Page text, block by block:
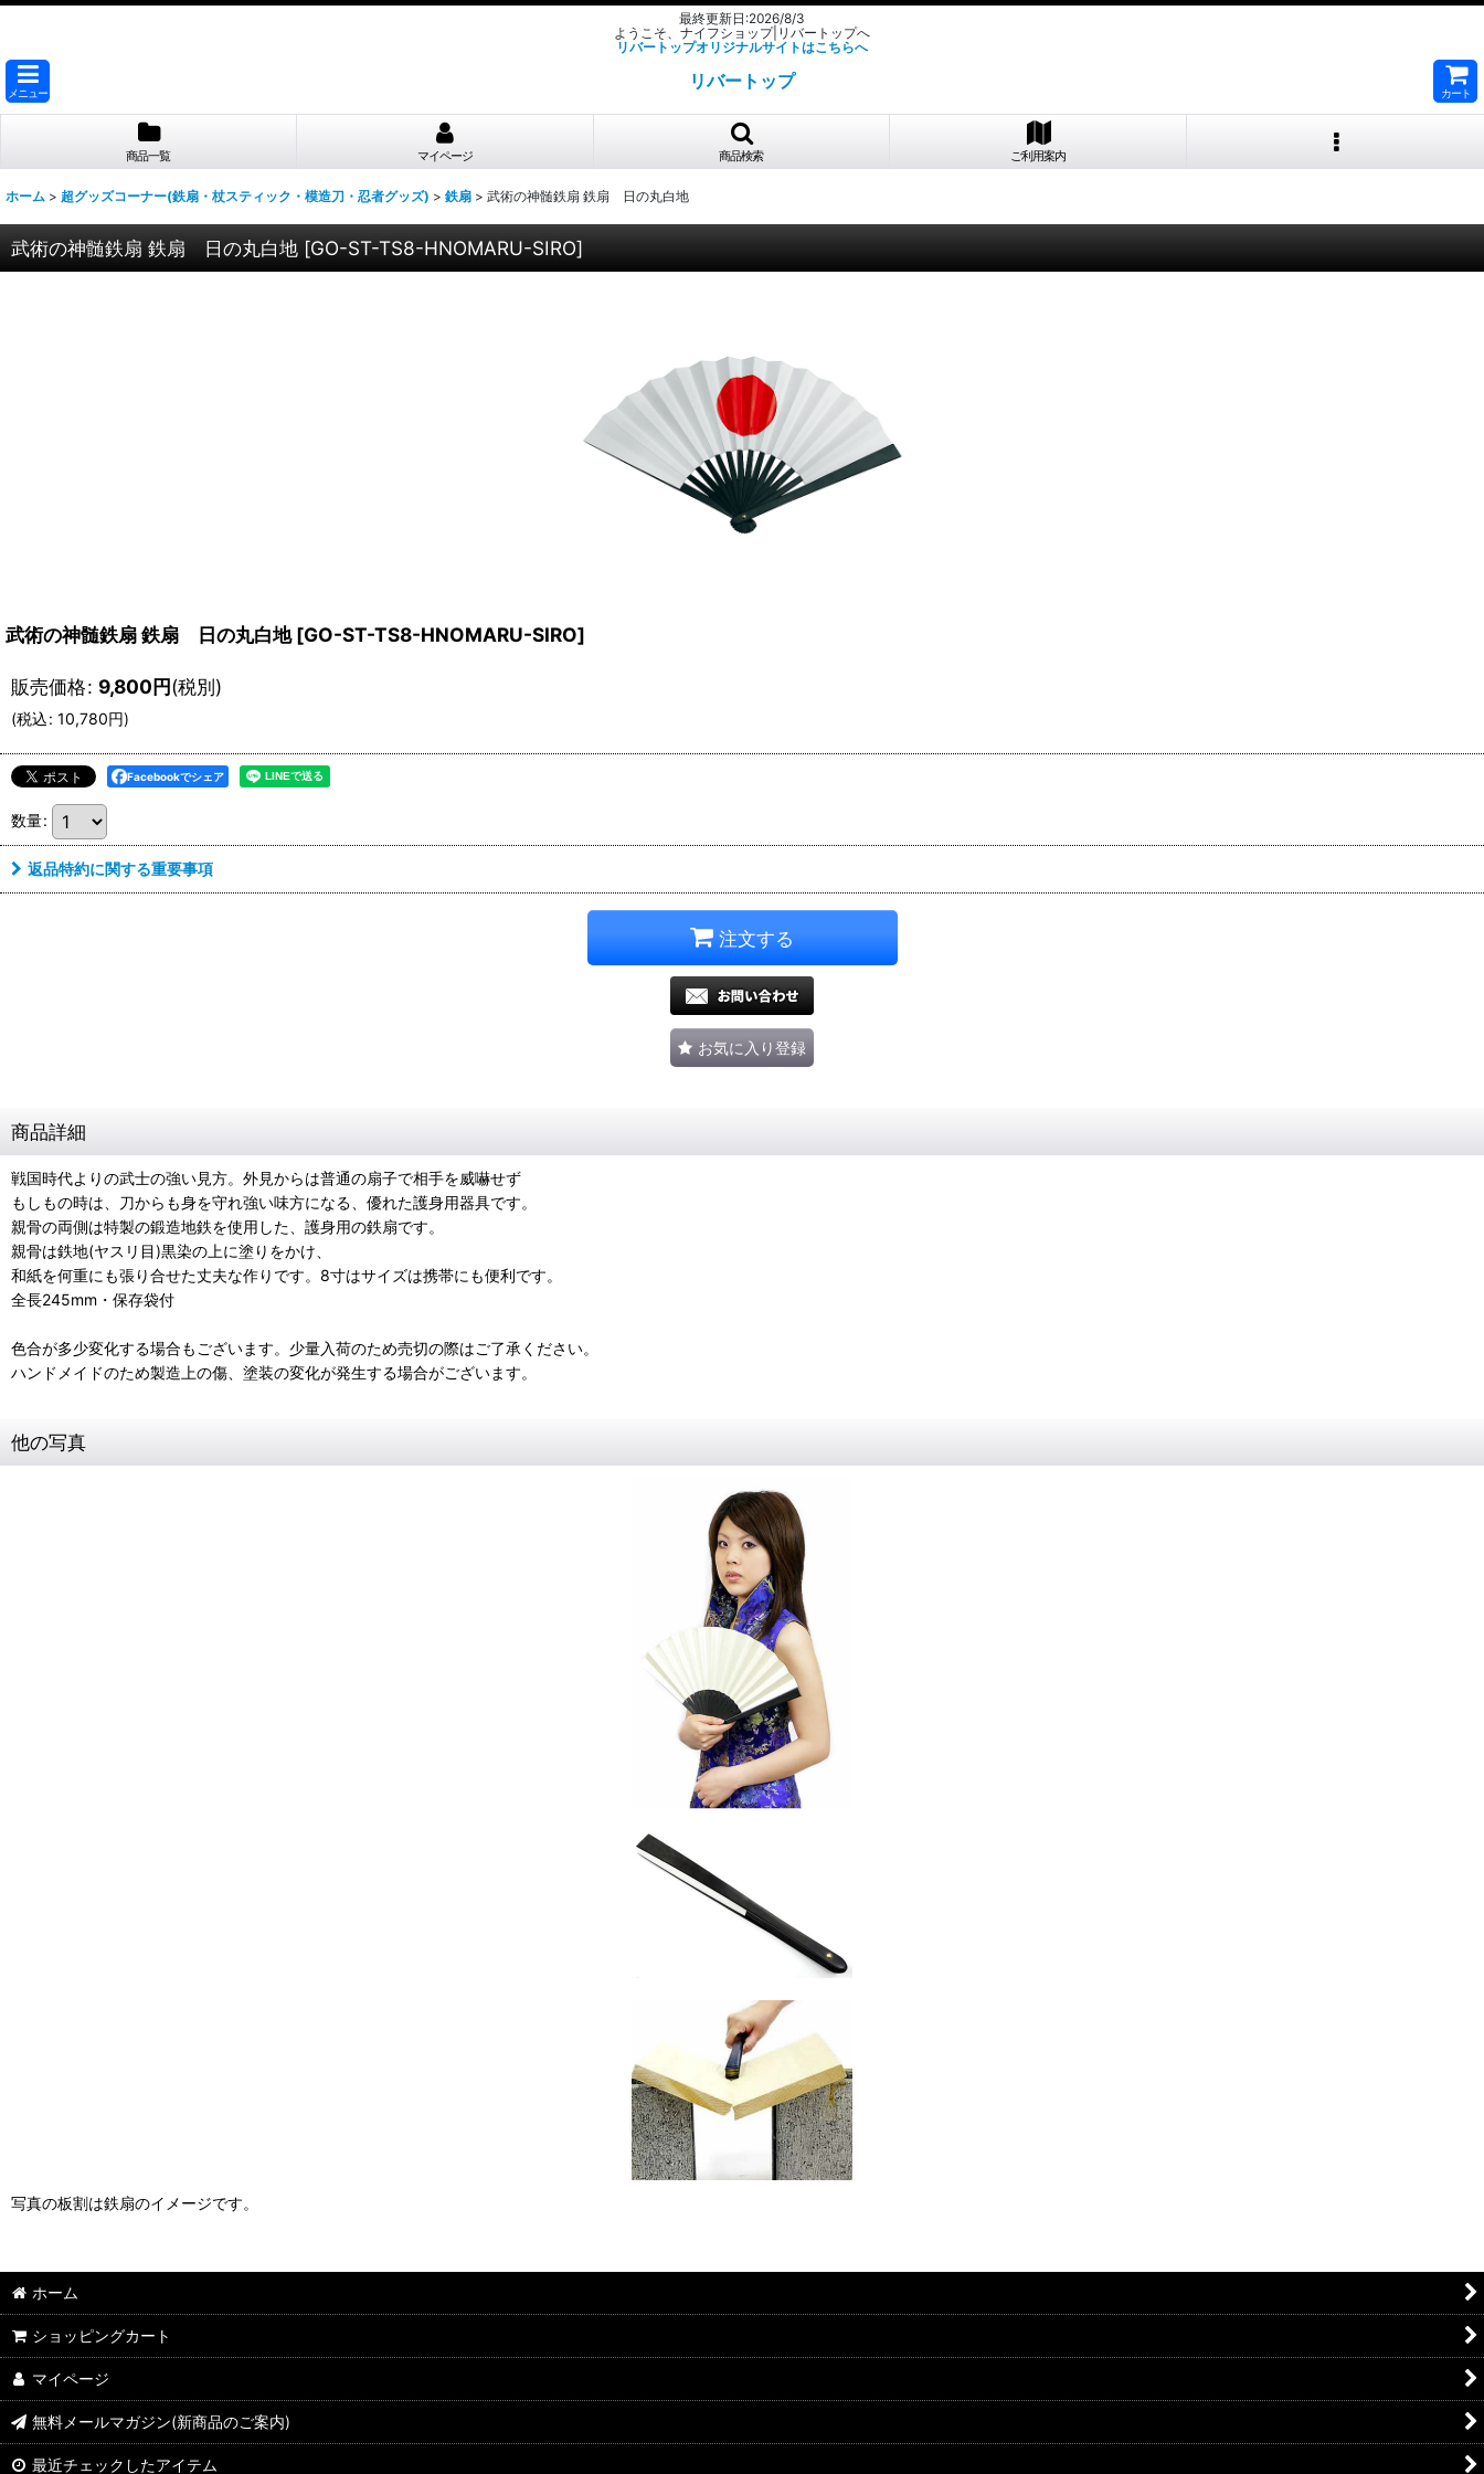
最終更新日:2026/8/3
ようこそ、ナイフショップ|リバートップへ
リバートップオリジナルサイトはこちらへ
メニュー
リバートップ
カート
商品一覧 マイページ 商品検索 ご利用案内
ホーム > 超グッズコーナー(鉄扇・杖スティック・模造刀・忍者グッズ) > 鉄扇 > 武術の神髄鉄扇 鉄扇 日の丸白地
武術の神髄鉄扇 鉄扇 日の丸白地 [GO-ST-TS8-HNOMARU-SIRO]
武術の神髄鉄扇 鉄扇 日の丸白地 [GO-ST-TS8-HNOMARU-SIRO]
販売価格: 9,800円(税別)
(税込: 10,780円)
Facebookでシェア
数量:
返品特約に関する重要事項
注文する
お気に入り登録
商品詳細
戦国時代よりの武士の強い見方。外見からは普通の扇子で相手を威嚇せず
もしもの時は、刀からも身を守れ強い味方になる、優れた護身用器具です。
親骨の両側は特製の鍛造地鉄を使用した、護身用の鉄扇です。
親骨は鉄地(ヤスリ目)黒染の上に塗りをかけ、
和紙を何重にも張り合せた丈夫な作りです。8寸はサイズは携帯にも便利です。
全長245mm・保存袋付
色合が多少変化する場合もございます。少量入荷のため売切の際はご了承ください。
ハンドメイドのため製造上の傷、塗装の変化が発生する場合がございます。
他の写真
写真の板割は鉄扇のイメージです。
ホーム
ショッピングカート
マイページ
無料メールマガジン(新商品のご案内)
最近チェックしたアイテム